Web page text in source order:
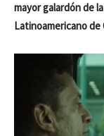
mayor galardón de
Latinoamericano de